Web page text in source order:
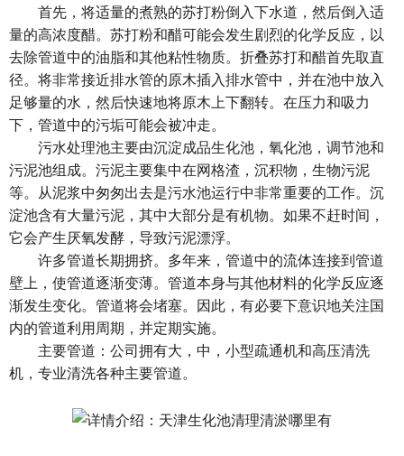
首先，将适量的煮熟的苏打粉倒入下水道，然后倒入适
量的高浓度醋。苏打粉和醋可能会发生剧烈的化学反应，以
去除管道中的油脂和其他粘性物质。折叠苏打和醋首先取直
径。将非常接近排水管的原木插入排水管中，并在池中放入
足够量的水，然后快速地将原木上下翻转。在压力和吸力
下，管道中的污垢可能会被冲走。
污水处理池主要由沉淀成品生化池，氧化池，调节池和
污泥池组成。污泥主要集中在网格渣，沉积物，生物污泥
等。从泥浆中匆匆出去是污水池运行中非常重要的工作。沉
淀池含有大量污泥，其中大部分是有机物。如果不赶时间，
它会产生厌氧发酵，导致污泥漂浮。
许多管道长期拥挤。多年来，管道中的流体连接到管道
壁上，使管道逐渐变薄。管道本身与其他材料的化学反应逐
渐发生变化。管道将会堵塞。因此，有必要下意识地关注国
内的管道利用周期，并定期实施。
主要管道：公司拥有大，中，小型疏通机和高压清洗
机，专业清洗各种主要管道。